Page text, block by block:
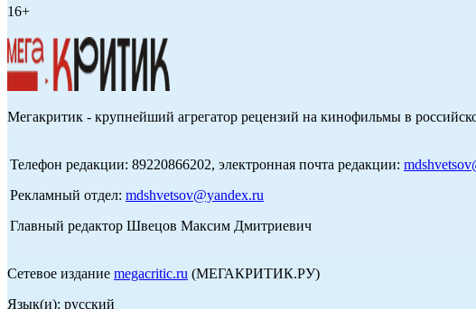
16+
Мегакритик - крупнейший агрегатор рецензий на кинофильмы в
Телефон редакции: 89220866202, электронная почта редакции:
Рекламный отдел: mdshvetsov@yandex.ru
Главный редактор Швецов Максим Дмитриевич
Сетевое издание megacritic.ru (МЕГАКРИТИК.РУ)
Язык(и): русский